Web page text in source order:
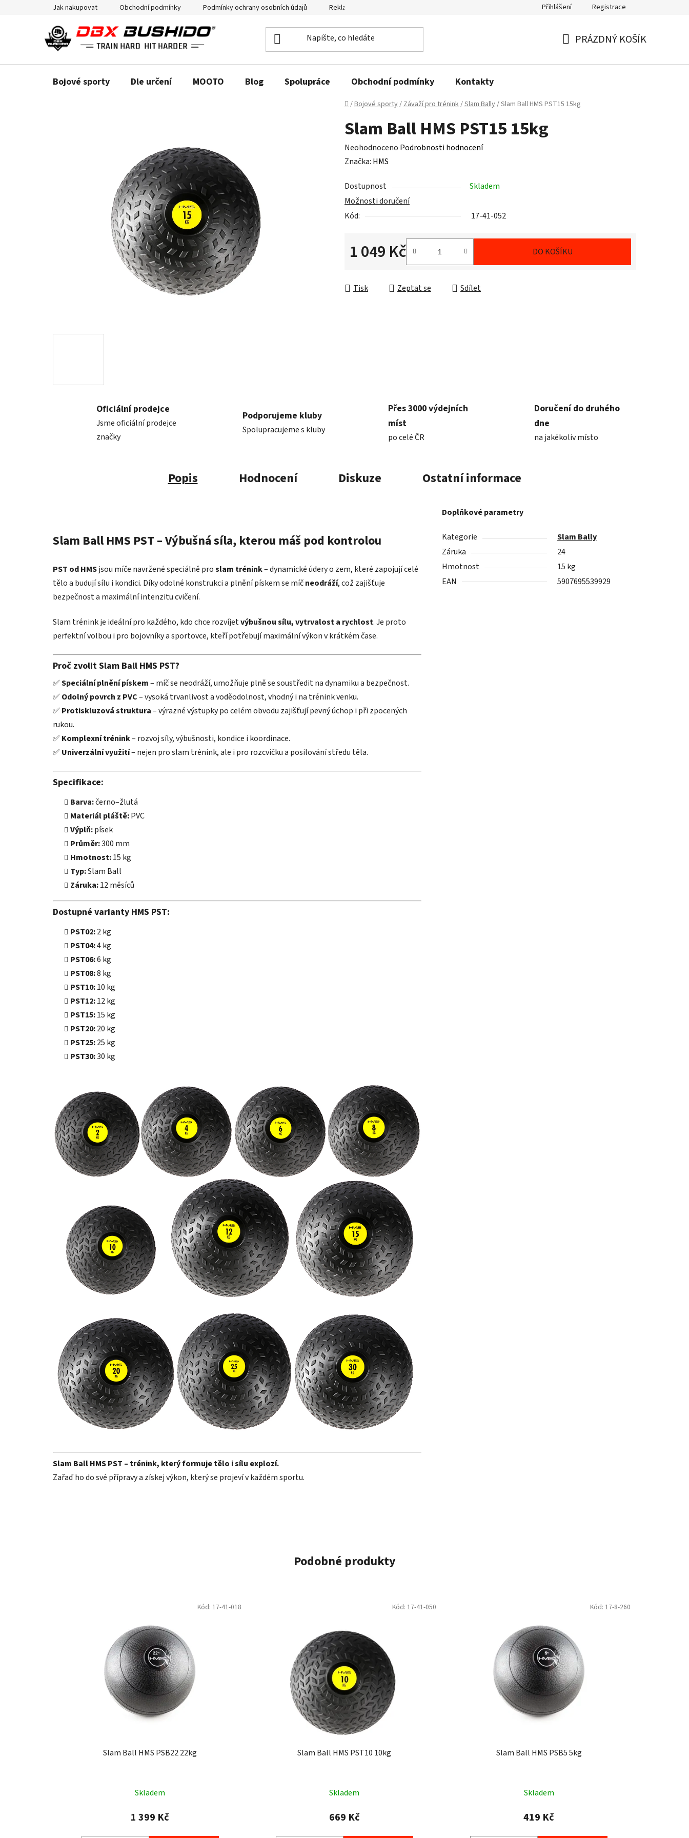
Jak nakupovat Obchodní podmínky Podmínky ochrany osobních údajů Reklamační řád a odstoupení od smlouvy Politika používání cookiesPřihlášení Registrace
PRÁZDNÝ KOŠÍK
Bojové sporty Dle určení MOOTO Blog Spolupráce Obchodní podmínky Kontakty
Domů
/Bojové sporty/Závaží pro trénink/Slam Bally/Slam Ball HMS PST15 15kg
Slam Ball HMS PST15 15kg
Průměrné
hodnocení
je
0,0
z
hvězdiček.
Neohodnoceno Podrobnosti hodnocení
Značka: HMS
Dostupnost
Skladem
Možnosti doručení
Kód:
17-41-052
1 049 Kč DO KOŠÍKU
Tisk Zeptat se Sdílet
Oficiální prodejce
Jsme oficiální prodejce
značky
Podporujeme kluby
Spolupracujeme s kluby
Přes 3000 výdejních
míst
po celé ČR
Doručení do druhého
dne
na jakékoliv místo
Popis Hodnocení Diskuze Ostatní informace
Slam Ball HMS PST – Výbušná síla, kterou máš pod kontrolou
PST od HMSjsou míče navržené speciálně proslam trénink– dynamické údery o zem, které zapojují celé
tělo a budují sílu i kondici. Díky odolné konstrukci a plnění pískem se míčneodráží, což zajišťuje
bezpečnost a maximální intenzitu cvičení.
Slam trénink je ideální pro každého, kdo chce rozvíjetvýbušnou sílu, vytrvalost a rychlost. Je proto
perfektní volbou i pro bojovníky a sportovce, kteří potřebují maximální výkon v krátkém čase.
Proč zvolit Slam Ball HMS PST?
✅Speciální plnění pískem– míč se neodráží, umožňuje plně se soustředit na dynamiku a bezpečnost.
✅ Odolný povrch z PVC– vysoká trvanlivost a voděodolnost, vhodný i na trénink venku.
✅ Protiskluzová struktura– výrazné výstupky po celém obvodu zajišťují pevný úchop i při zpocených
rukou.
✅ Komplexní trénink– rozvoj síly, výbušnosti, kondice i koordinace.
✅ Univerzální využití– nejen pro slam trénink, ale i pro rozcvičku a posilování středu těla.
Specifikace:
Barva:černo–žlutá
Materiál pláště:PVC
Výplň:písek
Průměr:300 mm
Hmotnost:15 kg
Typ:Slam Ball
Záruka:12 měsíců
Dostupné varianty HMS PST:
PST02:2 kg
PST04:4 kg
PST06:6 kg
PST08:8 kg
PST10:10 kg
PST12:12 kg
PST15:15 kg
PST20:20 kg
PST25:25 kg
PST30:30 kg
Slam Ball HMS PST – trénink, který formuje tělo i sílu explozí.
Zařaď ho do své přípravy a získej výkon, který se projeví v každém sportu.
Doplňkové parametry
Kategorie
Slam Bally
Záruka
24
Hmotnost
15 kg
EAN
5907695539929
Podobné produkty
Slam Ball HMS PSB22 22kg
Skladem
1 399 Kč
Kód: 17-41-018
Slam Ball HMS PST10 10kg
Skladem
669 Kč
Kód: 17-41-050
Slam Ball HMS PSB5 5kg
Skladem
419 Kč
Kód: 17-8-260